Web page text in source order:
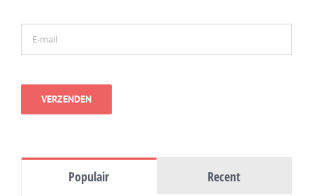
Populair Recent